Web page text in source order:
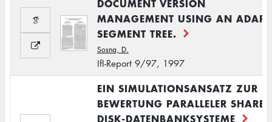
DOCUMENT VERSION
MANAGEMENT USING AN
SEGMENT TREE.
Sosna, D.
IfI-Report 9/97, 1997
EIN SIMULATIONSANSATZ ZUR
BEWERTUNG PARALLELER
DISK-DATENBANKSYSTEME